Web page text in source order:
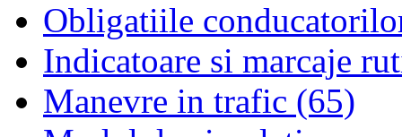
Obligatiile
Indicatoare si marcaje
Manevre in trafic (65)